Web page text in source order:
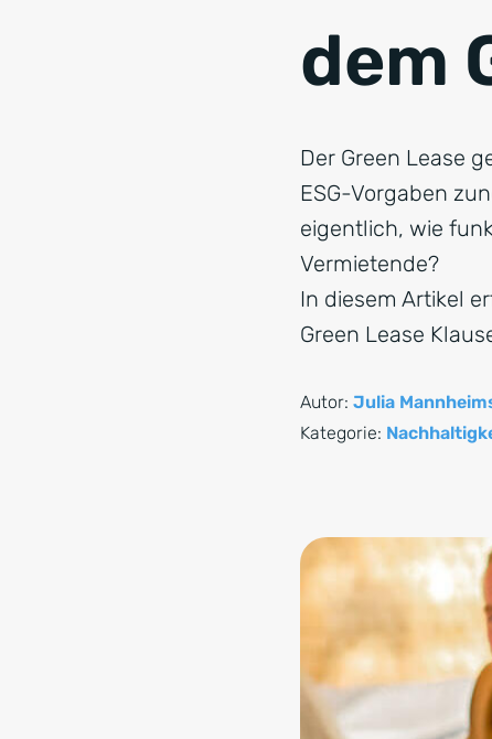
dem
Der Green Lease
ESG-Vorgaben
eigentlich, wie
Vermietende?
In diesem Artikel
Green Lease
Autor: Julia
Kategorie: